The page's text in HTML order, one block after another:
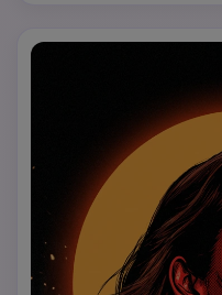
halus untuk
dengan jelas sebagai
diam; integrasikan
dan terdistorsi langsung
"AND
dilukis tangan / kuas
tekstur tidak merata,
tangguh, warna
dengan sedikit